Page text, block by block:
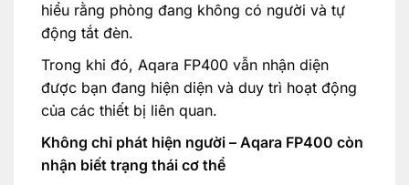
hiểu rằng phòng đang không có người và tự
động tắt đèn.
Trong khi đó, Aqara FP400 vẫn nhận diện
được bạn đang hiện diện và duy trì hoạt động
của các thiết bị liên quan.
Không chỉ phát hiện người – Aqara FP400 còn
nhận biết trạng thái cơ thể